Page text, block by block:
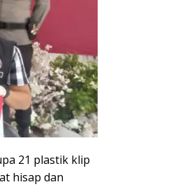
21 plastik klip
hisap dan